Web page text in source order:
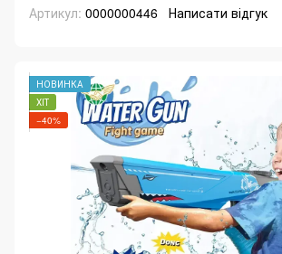
Артикул: 0000000446 Написати відгук
НОВИНКА
ХІТ
−40%